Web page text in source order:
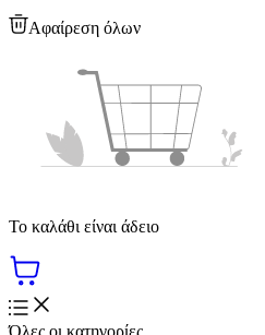
Αφαίρεση όλων
Το καλάθι είναι άδειο
Όλες οι κατηγορίες